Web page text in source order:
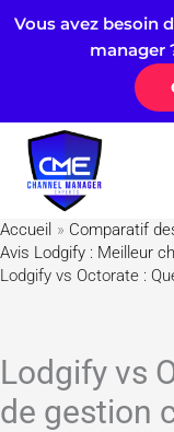
Vous avez besoin
manager
Accueil
Comparatif
Avis Lodgify : Meilleur
Lodgify vs Octorate :
Lodgify vs
de gestion